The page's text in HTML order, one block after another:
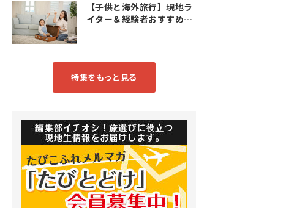
【子供と海外旅行】現地ラ
イター＆経験者おすすめス
特集をもっと見る